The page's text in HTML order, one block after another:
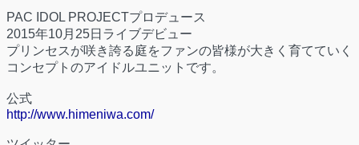
PAC IDOL PROJECTプロデュース
2015年10月25日ライブデビュー
プリンセスが咲き誇る庭をファンの皆様が大きく育てていく
コンセプトのアイドルユニットです。
公式
http://www.himeniwa.com/